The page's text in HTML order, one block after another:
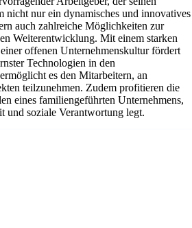
nicht nur ein dynamisches und innovatives
auch zahlreiche Möglichkeiten zur
Weiterentwicklung. Mit einem starken
offenen Unternehmenskultur fördert
Technologien in den
es den Mitarbeitern, an
teilzunehmen. Zudem profitieren die
eines familiengeführten Unternehmens,
und soziale Verantwortung legt.